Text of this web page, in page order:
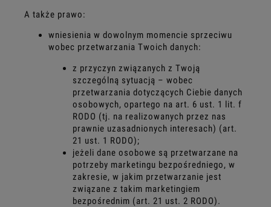
A także prawo:
wniesienia w dowolnym momencie sprzeciwu
wobec przetwarzania Twoich danych:
z przyczyn związanych z Twoją
szczególną sytuacją – wobec
przetwarzania dotyczących Ciebie danych
osobowych, opartego na art. 6 ust. 1 lit. f
RODO (tj. na realizowanych przez nas
prawnie uzasadnionych interesach) (art.
21 ust. 1 RODO);
jeżeli dane osobowe są przetwarzane na
potrzeby marketingu bezpośredniego, w
zakresie, w jakim przetwarzanie jest
związane z takim marketingiem
bezpośrednim (art. 21 ust. 2 RODO).